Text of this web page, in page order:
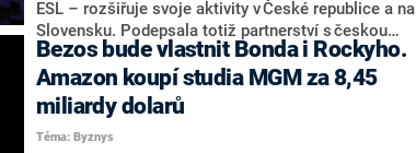
amerického trenéra amerického fotbalu v anglickém
prostředí.
ESL – rozšiřuje svoje aktivity v České republice a na
Slovensku. Podepsala totiž partnerství s českou
esportovou agenturou PLAYzone, která je součástí
mediální skupiny FTV Prima. V rámci partnerství tak
PLAYzone získává pro letošní a příští rok exkluzivní
práva na vysílání nejpopulárnějších prestižních
mezinárodní turnajů, které ESL pořádá.
Bezos bude vlastnit Bonda i Rockyho.
Amazon koupí studia MGM za 8,45
miliardy dolarů
Téma: Byznys